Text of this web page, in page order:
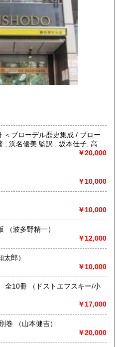
大分県
鹿児島県
(12/31～1/2)は除く
き受けいたします。
68-2332 までご連絡下さ
科学、自然科学、美術工芸、国
近代文献、趣味、外国書、サブ
ブローデル歴史集成 / ブロー
￥20,000
￥10,000
￥10,000
波多野精一全集 全6冊 新版 （波多野精一）
￥12,000
中美知太郎）
￥10,000
フスキー/小
￥17,000
山本健吉全集 全16冊＋別巻 （山本健吉）
￥20,000